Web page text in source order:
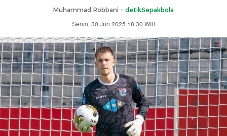
Muhammad Robbani - detikSepakbola
Senin, 30 Jun 2025 18:30 WIB